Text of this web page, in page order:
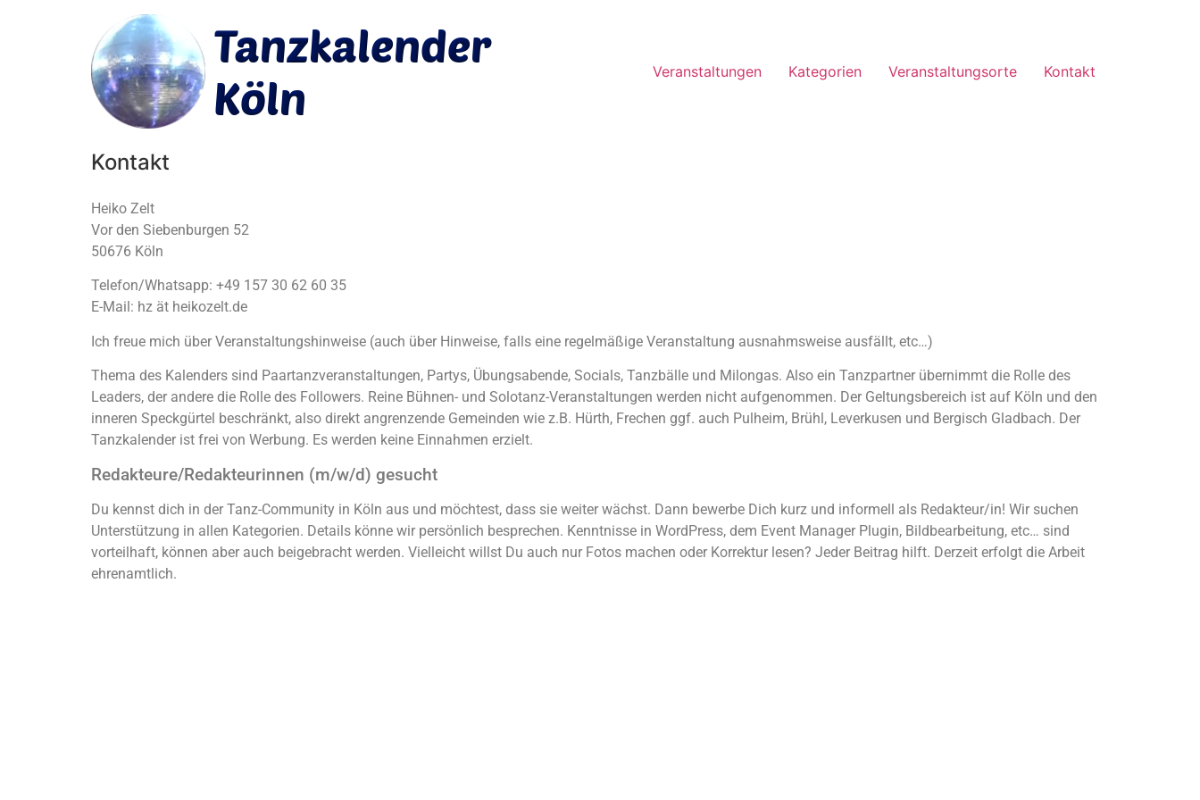
Veranstaltungen Kategorien Veranstaltungsorte Kontakt
Kontakt
Heiko Zelt
Vor den Siebenburgen 52
50676 Köln
Telefon/Whatsapp: +49 157 30 62 60 35
E-Mail: hz ät heikozelt.de
Ich freue mich über Veranstaltungshinweise (auch über Hinweise, falls eine regelmäßige Veranstaltung ausnahmsweise ausfällt, etc…)
Thema des Kalenders sind Paartanzveranstaltungen, Partys, Übungsabende, Socials, Tanzbälle und Milongas. Also ein Tanzpartner übernimmt die Rolle des
Leaders, der andere die Rolle des Followers. Reine Bühnen- und Solotanz-Veranstaltungen werden nicht aufgenommen. Der Geltungsbereich ist auf Köln und den
inneren Speckgürtel beschränkt, also direkt angrenzende Gemeinden wie z.B. Hürth, Frechen ggf. auch Pulheim, Brühl, Leverkusen und Bergisch Gladbach. Der
Tanzkalender ist frei von Werbung. Es werden keine Einnahmen erzielt.
Redakteure/Redakteurinnen (m/w/d) gesucht
Du kennst dich in der Tanz-Community in Köln aus und möchtest, dass sie weiter wächst. Dann bewerbe Dich kurz und informell als Redakteur/in! Wir suchen
Unterstützung in allen Kategorien. Details könne wir persönlich besprechen. Kenntnisse in WordPress, dem Event Manager Plugin, Bildbearbeitung, etc… sind
vorteilhaft, können aber auch beigebracht werden. Vielleicht willst Du auch nur Fotos machen oder Korrektur lesen? Jeder Beitrag hilft. Derzeit erfolgt die Arbeit
ehrenamtlich.